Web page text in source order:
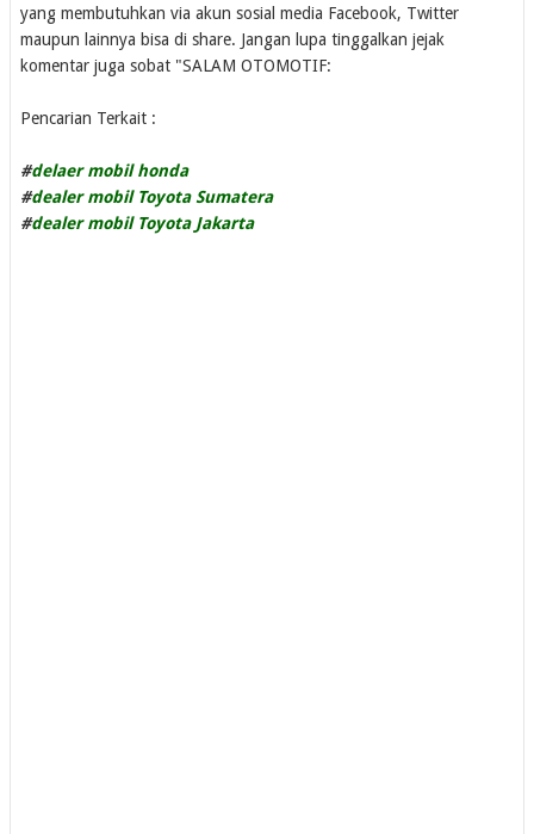
yang membutuhkan via akun sosial media Facebook, Twitter
maupun lainnya bisa di share. Jangan lupa tinggalkan jejak
komentar juga sobat "SALAM OTOMOTIF:
Pencarian Terkait :
#delaer mobil honda
#dealer mobil Toyota Sumatera
#dealer mobil Toyota Jakarta